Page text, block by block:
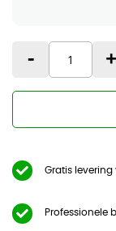
- +
Gratis levering
Professionele